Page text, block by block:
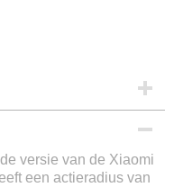
versie van de Xiaomi
een actieradius van